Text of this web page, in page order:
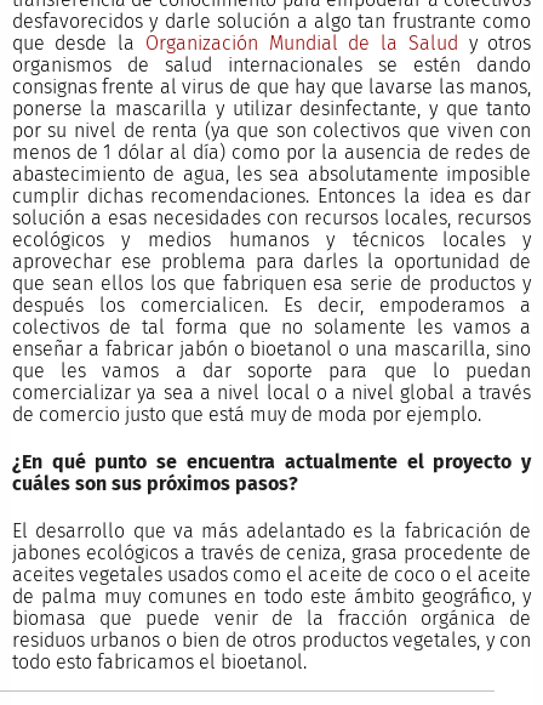
desfavorecidos y darle solución a algo tan frustrante como
que desde la Organización Mundial de la Salud y otros
organismos de salud internacionales se estén dando
consignas frente al virus de que hay que lavarse las manos,
ponerse la mascarilla y utilizar desinfectante, y que tanto
por su nivel de renta (ya que son colectivos que viven con
menos de 1 dólar al día) como por la ausencia de redes de
abastecimiento de agua, les sea absolutamente imposible
cumplir dichas recomendaciones. Entonces la idea es dar
solución a esas necesidades con recursos locales, recursos
ecológicos y medios humanos y técnicos locales y
aprovechar ese problema para darles la oportunidad de
que sean ellos los que fabriquen esa serie de productos y
después los comercialicen. Es decir, empoderamos a
colectivos de tal forma que no solamente les vamos a
enseñar a fabricar jabón o bioetanol o una mascarilla, sino
que les vamos a dar soporte para que lo puedan
comercializar ya sea a nivel local o a nivel global a través
de comercio justo que está muy de moda por ejemplo.
¿En qué punto se encuentra actualmente el proyecto y
cuáles son sus próximos pasos?
El desarrollo que va más adelantado es la fabricación de
jabones ecológicos a través de ceniza, grasa procedente de
aceites vegetales usados como el aceite de coco o el aceite
de palma muy comunes en todo este ámbito geográfico, y
biomasa que puede venir de la fracción orgánica de
residuos urbanos o bien de otros productos vegetales, y con
todo esto fabricamos el bioetanol.